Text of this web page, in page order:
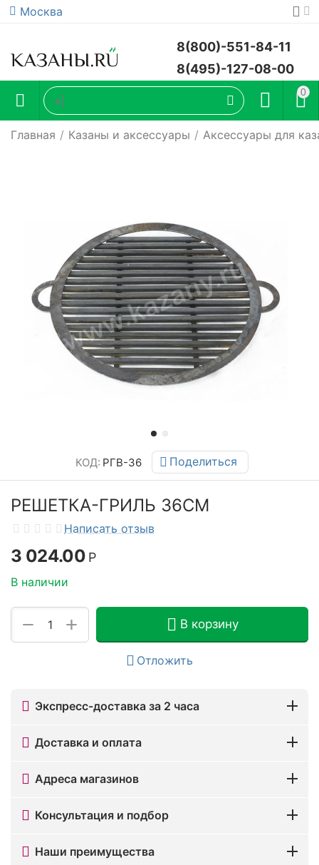
Москва
8(800)-551-84-11
8(495)-127-08-00
0
Главная / Казаны и аксессуары / Аксессуары для
КОД: РГВ-36 Поделиться
РЕШЕТКА-ГРИЛЬ 36СМ
Написать отзыв
3 024.00 Р
В наличии
+
− В корзину
Отложить
Экспресс-доставка за 2 часа
Доставка и оплата
Адреса магазинов
Консультация и подбор
Наши преимущества